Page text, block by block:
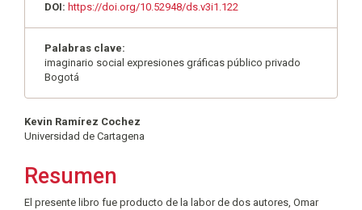
DOI: https://doi.org/10.52948/ds.v3i1.122
Palabras clave:
imaginario social expresiones gráficas público privado
Bogotá
Contenido
del
artículo
Kevin Ramírez Cochez
Universidad de Cartagena
Resumen
El presente libro fue producto de la labor de dos autores, Omar